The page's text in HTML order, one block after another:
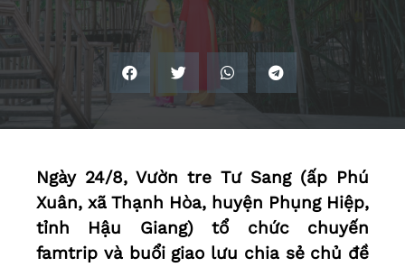
Ngày 24/8, Vườn tre Tư Sang (ấp Phú
Xuân, xã Thạnh Hòa, huyện Phụng Hiệp,
tỉnh Hậu Giang) tổ chức chuyến
famtrip và buổi giao lưu chia sẻ chủ đề